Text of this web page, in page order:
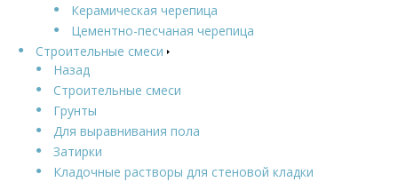
Керамическая черепица
Цементно-песчаная черепица
Строительные смеси
Назад
Строительные смеси
Грунты
Для выравнивания пола
Затирки
Кладочные растворы для стеновой кладки